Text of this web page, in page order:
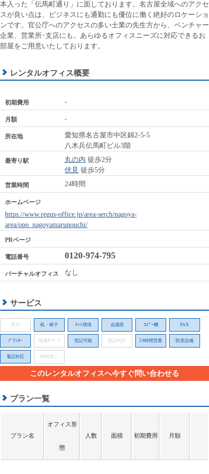
本入った「伝馬町通り」に面しております。名古屋全域へのアクセ
スが良い点は、ビジネスにも通勤にも優位に働く絶好のロケーショ
ンです。官公庁へのアクセスの多い士業の先生方から、ベンチャー
企業、営業所･支店にも。あらゆるオフィスニーズに対応できるお
部屋をご用意いたしております。
レンタルオフィス概要
初期費用 -
月額 -
所在地
愛知県名古屋市中区錦2-5-5
八木兵伝馬町ビル3階
最寄り駅 丸の内 徒歩2分
伏見 徒歩5分
営業時間 24時間
ホームページ
https://www.regus-office.jp/area-serch/nagoya-
area/opo_nagoyamarunouchi/
PRページ
電話番号 0120-974-795
バーチャルオフィス なし
サービス
受付 机・椅子 ﾈｯﾄ環境 会議室 ｺﾋﾟｰ機 FAX
ﾌﾟﾘﾝﾀｰ 秘書ｻｰﾋﾞｽ 登記可能 登記代行 24時間営業 防音設備
電話対応 時間貸し
このレンタルオフィスへ今すぐ問い合わせる
プラン一覧
プラン名
オフィス形
態
人数 面積 初期費用 月額